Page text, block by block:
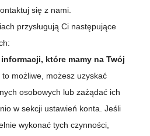
się z nami.
przysługują Ci następujące
które mamy na Twój
możliwe, możesz uzyskać
osobowych lub zażądać ich
w sekcji ustawień konta. Jeśli
wykonać tych czynności,